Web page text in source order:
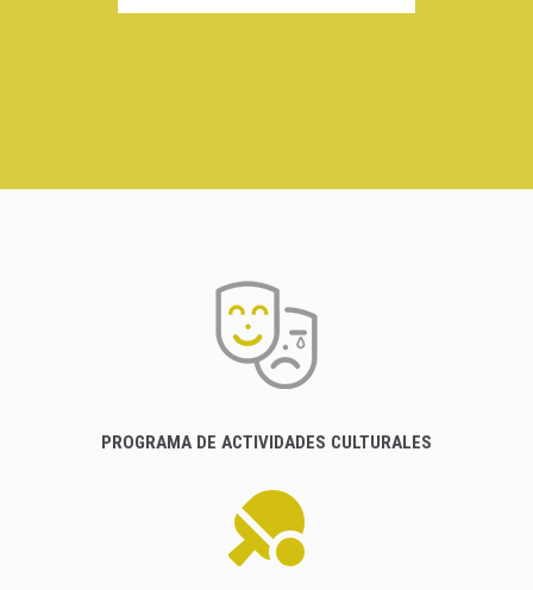
PROGRAMA DE ACTIVIDADES CULTURALES